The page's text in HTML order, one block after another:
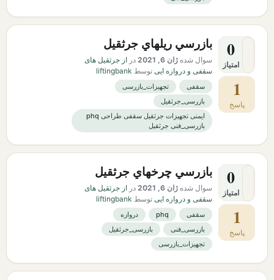
0
امتیاز
1
پاسخ
بازرسي ريلهاي جرثقيل
سوال شده ژان 6, 2021 در از جرثقیل های
سقفی و دروازه ایی توسط liftingbank
سقفی
تجهیزات_بازرسی
بازرسی_جرثقیل
ایمنی تجهیزات جرثقیل سقفی طراحی phq
بازرسی_فنی جرثقیل
0
امتیاز
1
پاسخ
بازرسي چرخهاي جرثقيل
سوال شده ژان 6, 2021 در از جرثقیل های
سقفی و دروازه ایی توسط liftingbank
سقفی phq
دروازه
بازرسی_فنی
بازرسی_جرثقیل
تجهیزات_بازرسی